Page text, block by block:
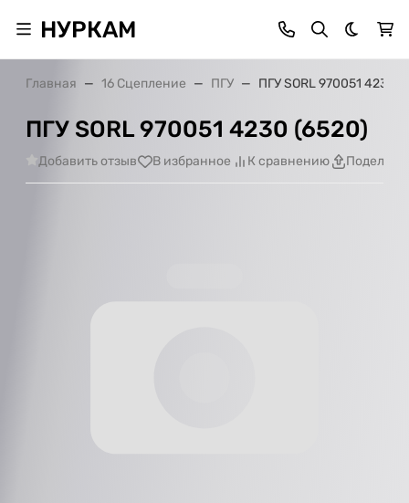
НУРКАМ Темная
Главная 16 Сцепление ПГУ ПГУ SORL 970051 4230
ПГУ SORL 970051 4230 (6520)
Добавить отзыв В избранное К сравнению